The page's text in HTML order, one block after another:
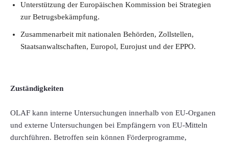
Unterstützung der Europäischen Kommission bei Strategien
zur Betrugsbekämpfung.
Zusammenarbeit mit nationalen Behörden, Zollstellen,
Staatsanwaltschaften, Europol, Eurojust und der EPPO.
Zuständigkeiten
OLAF kann interne Untersuchungen innerhalb von EU-Organen
und externe Untersuchungen bei Empfängern von EU-Mitteln
durchführen. Betroffen sein können Förderprogramme,